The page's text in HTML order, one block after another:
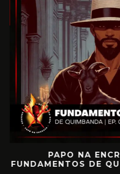
PAPO NA
FUNDAMENTOS DE